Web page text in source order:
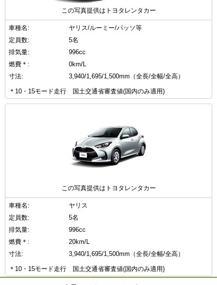
この写真提供はトヨタレンタカー
車種名:
ヤリス/ルーミー/パッソ等
定員数:
5名
排気量:
996cc
燃費＊:
0km/L
寸法:
3,940/1,695/1,500mm（全長/全幅/全高）
＊10・15モード走行 国土交通省審査値(国内のみ適用)
この写真提供はトヨタレンタカー
車種名:
ヤリス
定員数:
5名
排気量:
996cc
燃費＊:
20km/L
寸法:
3,940/1,695/1,500mm（全長/全幅/全高）
＊10・15モード走行 国土交通省審査値(国内のみ適用)